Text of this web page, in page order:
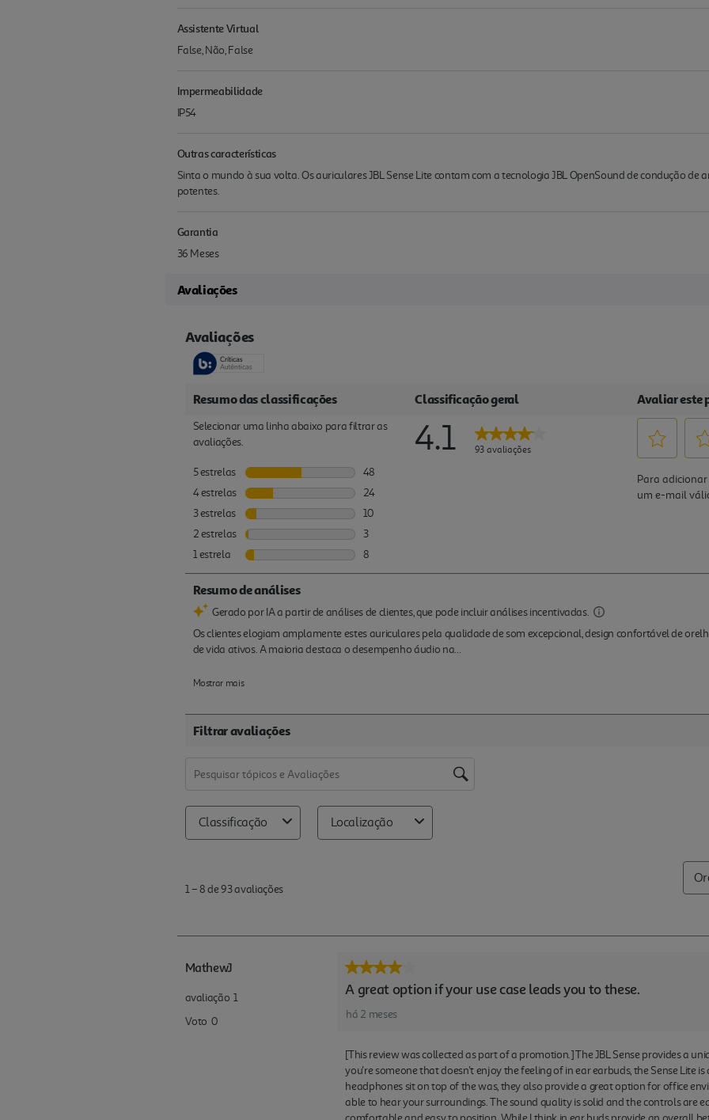
Assistente Virtual
False, Não, False
Impermeabilidade
IP54
Outras características
Sinta o mundo à sua volta. Os auriculares JBL Sense Lite contam com a tecnologia JBL OpenSound de condução de
potentes.
Garantia
36 Meses
Avaliações